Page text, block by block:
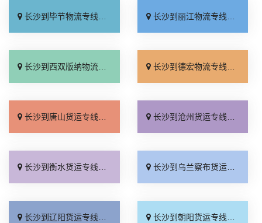
长沙到毕节物流专线_快速响应「市县闪送」 长沙到丽江物流专线_损坏理赔「运费多少」
长沙到西双版纳物流专线_快速直达「高速快运」 长沙到德宏物流专线_门到门接送「天天发车」
长沙到唐山货运专线_随叫随到「运保时效」 长沙到沧州货运专线_多年经验「多久能到」
长沙到衡水货运专线_定点发车「一站直达」 长沙到乌兰察布货运专线_价位合理「运费多少」
长沙到辽阳货运专线_送货上门「价位合理」 长沙到朝阳货运专线_收费标准「费用多少」